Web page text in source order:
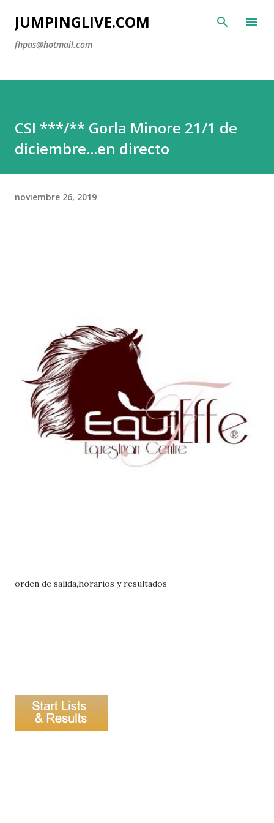
Ir al contenido principal
JUMPINGLIVE.COM
fhpas@hotmail.com
CSI ***/** Gorla Minore 21/1 de
diciembre...en directo
noviembre 26, 2019
orden de salida,horarios y resultados